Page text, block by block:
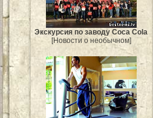
Экскурсия по заводу Coca Cola
[Новости о необычном]